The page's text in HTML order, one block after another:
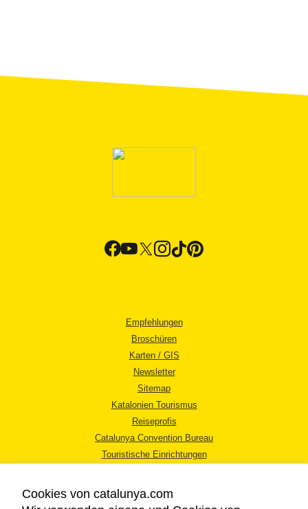
Empfehlungen
Broschüren
Karten / GIS
Newsletter
Sitemap
Katalonien Tourismus
Reiseprofis
Catalunya Convention Bureau
Touristische Einrichtungen
Cookies von catalunya.com